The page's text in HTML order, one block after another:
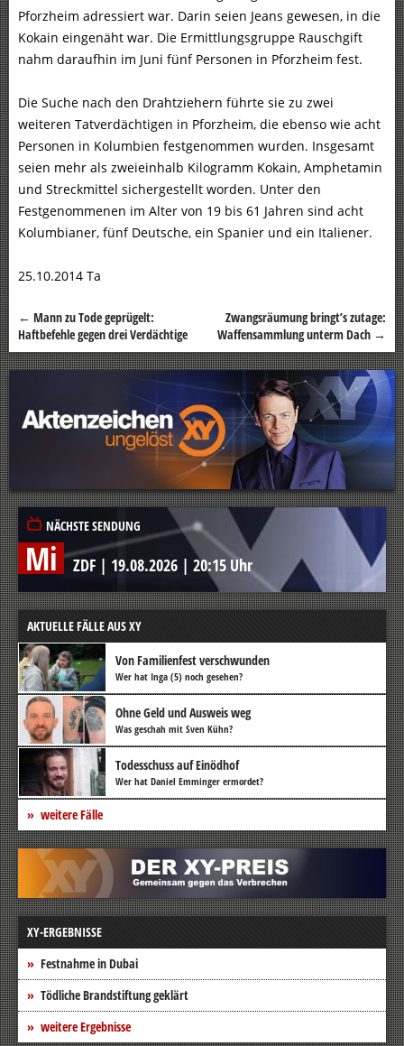
Pforzheim adressiert war. Darin seien Jeans gewesen, in die
Kokain eingenäht war. Die Ermittlungsgruppe Rauschgift
nahm daraufhin im Juni fünf Personen in Pforzheim fest.
Die Suche nach den Drahtziehern führte sie zu zwei
weiteren Tatverdächtigen in Pforzheim, die ebenso wie acht
Personen in Kolumbien festgenommen wurden. Insgesamt
seien mehr als zweieinhalb Kilogramm Kokain, Amphetamin
und Streckmittel sichergestellt worden. Unter den
Festgenommenen im Alter von 19 bis 61 Jahren sind acht
Kolumbianer, fünf Deutsche, ein Spanier und ein Italiener.
25.10.2014 Ta
Beitragsnavigation
← Mann zu Tode geprügelt:
Haftbefehle gegen drei Verdächtige
Zwangsräumung bringt’s zutage:
Waffensammlung unterm Dach →
NÄCHSTE SENDUNG
Mi ZDF | 19.08.2026 | 20:15 Uhr
AKTUELLE FÄLLE AUS XY
Von Familienfest verschwunden
Wer hat Inga (5) noch gesehen?
Ohne Geld und Ausweis weg
Was geschah mit Sven Kühn?
Todesschuss auf Einödhof
Wer hat Daniel Emminger ermordet?
weitere Fälle
XY-ERGEBNISSE
Festnahme in Dubai
Tödliche Brandstiftung geklärt
weitere Ergebnisse